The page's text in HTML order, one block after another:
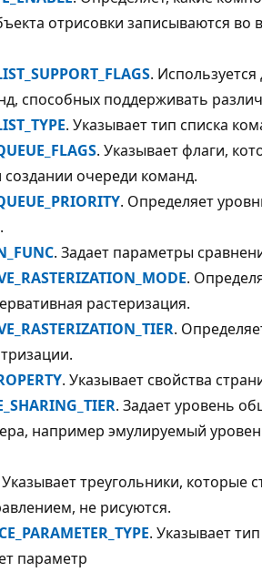
отрисовки записываются во
.
способных поддерживать
. Указывает тип списка
. Указывает флаги,
создании очереди команд.
. Определяет
. Задает параметры
.
растеризация.
.
. Указывает свойства
. Задает уровень
например эмулируемый
Указывает треугольники, которые
не рисуются.
. Указывает
параметр